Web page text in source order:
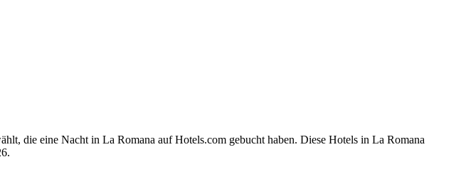
die eine Nacht in La Romana auf Hotels.com gebucht haben. Diese Hotels in La Romana
.